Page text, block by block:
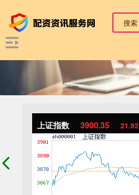
上证指数 3900.35 21.92